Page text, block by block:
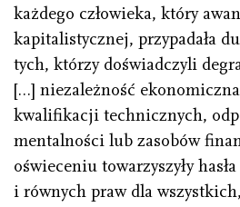
każdego człowieka, który
kapitalistycznej, przypadała
tych, którzy doświadczyli
[…] niezależność ekonomiczna
kwalifikacji technicznych,
mentalności lub zasobów
oświeceniu towarzyszyły
i równych praw dla